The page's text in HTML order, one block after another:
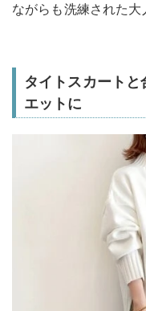
ながらも洗練された大
タイトスカート
エットに